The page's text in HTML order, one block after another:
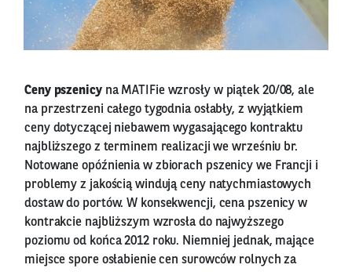
Ceny pszenicy na MATIFie wzrosły w piątek 20/08, ale
na przestrzeni całego tygodnia osłabły, z wyjątkiem
ceny dotyczącej niebawem wygasającego kontraktu
najbliższego z terminem realizacji we wrześniu br.
Notowane opóźnienia w zbiorach pszenicy we Francji i
problemy z jakością windują ceny natychmiastowych
dostaw do portów. W konsekwencji, cena pszenicy w
kontrakcie najbliższym wzrosła do najwyższego
poziomu od końca 2012 roku. Niemniej jednak, mające
miejsce spore osłabienie cen surowców rolnych za